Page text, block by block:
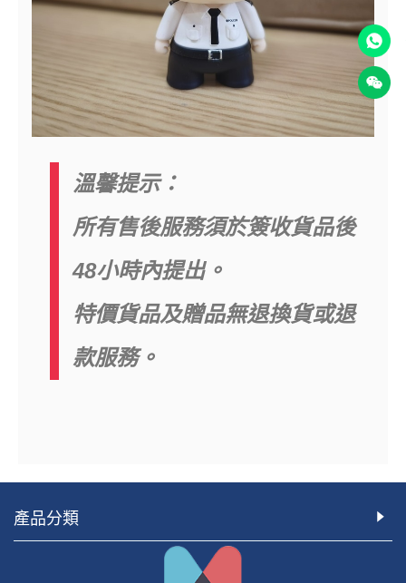
溫馨提示：
所有售後服務須於簽收貨品後
48小時內提出。
特價貨品及贈品無退換貨或退
款服務。
產品分類